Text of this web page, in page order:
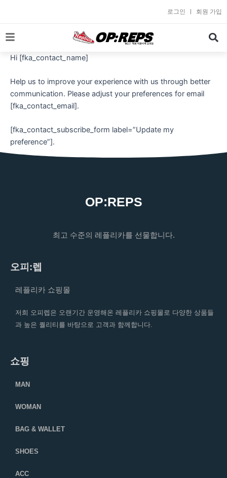
로
로그인 회원 가입
Hi [fka_contact_name]
Help us to improve your experience with us through better
communication. Please adjust your preferences for email
[fka_contact_email].
[fka_contact_subscribe_form label=”Update my
preference”].
OP:REPS
최고 수준의 레플리카를 선물합니다.
오피:렙
레플리카 쇼핑몰
저희 오피렙은 오랜기간 운영해온 레플리카 쇼핑몰로 다양한 상품들
과 높은 퀄리티를 바탕으로 고객과 함께합니다.
쇼핑
MAN
WOMAN
BAG & WALLET
SHOES
ACC